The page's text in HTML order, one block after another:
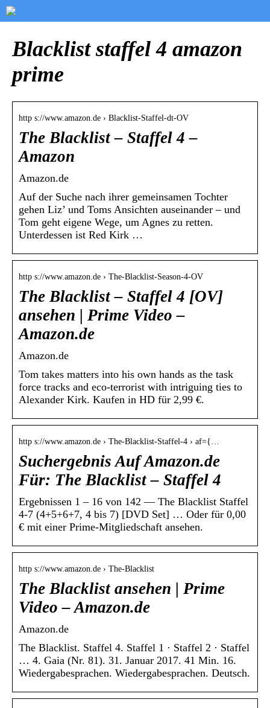
Blacklist staffel 4 amazon
prime
http s://www.amazon.de › Blacklist-Staffel-dt-OV
The Blacklist – Staffel 4 –
Amazon
Amazon.de
Auf der Suche nach ihrer gemeinsamen Tochter
gehen Liz’ und Toms Ansichten auseinander – und
Tom geht eigene Wege, um Agnes zu retten.
Unterdessen ist Red Kirk …
http s://www.amazon.de › The-Blacklist-Season-4-OV
The Blacklist – Staffel 4 [OV]
ansehen | Prime Video –
Amazon.de
Amazon.de
Tom takes matters into his own hands as the task
force tracks and eco-terrorist with intriguing ties to
Alexander Kirk. Kaufen in HD für 2,99 €.
http s://www.amazon.de › The-Blacklist-Staffel-4 › af={…
Suchergebnis Auf Amazon.de
Für: The Blacklist – Staffel 4
Ergebnissen 1 – 16 von 142 — The Blacklist Staffel
4-7 (4+5+6+7, 4 bis 7) [DVD Set] … Oder für 0,00
€ mit einer Prime-Mitgliedschaft ansehen.
http s://www.amazon.de › The-Blacklist
The Blacklist ansehen | Prime
Video – Amazon.de
Amazon.de
The Blacklist. Staffel 4. Staffel 1 · Staffel 2 · Staffel
… 4. Gaia (Nr. 81). 31. Januar 2017. 41 Min. 16.
Wiedergabesprachen. Wiedergabesprachen. Deutsch.